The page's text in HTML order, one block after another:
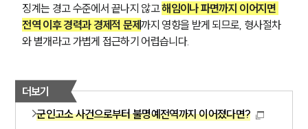
징계는 경고 수준에서 끝나지 않고 해임이나 파면까지 이어지면
전역 이후 경력과 경제적 문제까지 영향을 받게 되므로, 형사절차
와 별개라고 가볍게 접근하기 어렵습니다.
더보기
군인고소 사건으로부터 불명예전역까지 이어졌다면?